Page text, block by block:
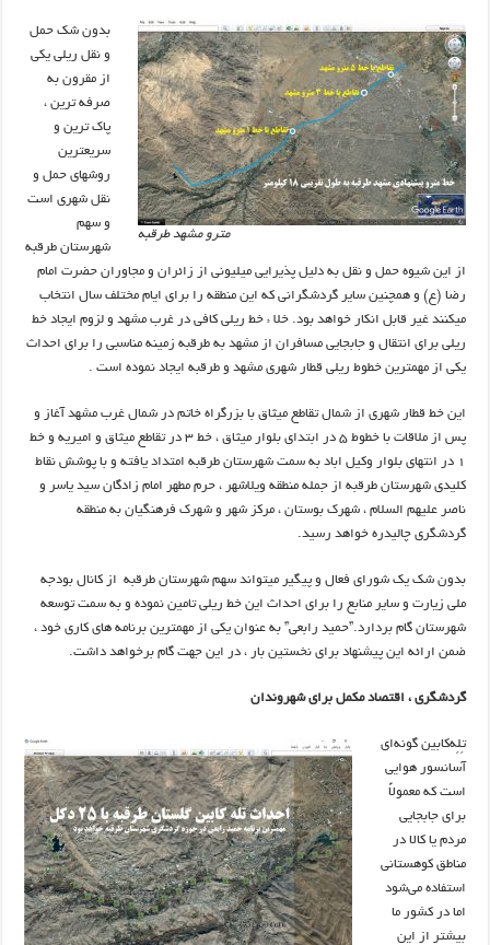
مترو مشهد طرقبه
بدون شک حمل
و نقل ریلی یکی
از مقرون به
صرفه ترین ،
پاک ترین و
سریعترین
روشهای حمل و
نقل شهری است
و سهم
شهرستان طرقبه
از این شیوه حمل و نقل به دلیل پذیرایی میلیونی از زائران و مجاوران حضرت امام
رضا (ع) و همچنین سایر گردشگرانی که این منطقه را برای ایام مختلف سال انتخاب
میکنند غیر قابل انکار خواهد بود. خلا ء خط ریلی کافی در غرب مشهد و لزوم ایجاد خط
ریلی برای انتقال و جابجایی مسافران از مشهد به طرقبه زمینه مناسبی را برای احداث
یکی از مهمترین خطوط ریلی قطار شهری مشهد و طرقبه ایجاد نموده است .
این خط قطار شهری از شمال تقاطع میثاق با بزرگراه خاتم در شمال غرب مشهد آغاز و
پس از ملاقات با خطوط ۵ در ابتدای بلوار میثاق ، خط ۳ در تقاطع میثاق و امیریه و خط
۱ در انتهای بلوار وکیل اباد به سمت شهرستان طرقبه امتداد یافته و با پوشش نقاط
کلیدی شهرستان طرقبه از جمله منطقه ویلاشهر ، حرم مطهر امام زادگان سید یاسر و
ناصر علیهم السلام ، شهرک بوستان ، مرکز شهر و شهرک فرهنگیان به منطقه
گردشگری چالیدره خواهد رسید.
بدون شک یک شورای فعال و پیگیر میتواند سهم شهرستان طرقبه از کانال بودجه
ملی زیارت و سایر منابع را برای احداث این خط ریلی تامین نموده و به سمت توسعه
شهرستان گام بردارد.”حمید رابعی” به عنوان یکی از مهمترین برنامه های کاری خود ،
ضمن ارائه این پیشنهاد برای نخستین بار ، در این جهت گام برخواهد داشت.
گردشگری ، اقتصاد مکمل برای شهروندان
تِلِه‌کابین گونه‌ای
آسانسور هوایی
است که معمولاً
برای جابجایی
مردم یا کالا در
مناطق کوهستانی
استفاده می‌شود
اما در کشور ما
بیشتر از این